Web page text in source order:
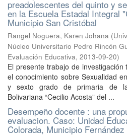
preadolescentes del quinto y
en la Escuela Estadal Integral
Municipio San Cristóbal
Rangel Noguera, Karen Johana (
Núcleo Universitario Pedro Rincón
Evaluación Educativa, 2013-09-20)
El presente trabajo de
el conocimiento sobre Sexualidad
y sexto grado de primaria de
Bolivariana “Cecilio Acosta” del ...
Desempeño docente : una
evaluacion. Caso: Unidad
Colorada, Municipio